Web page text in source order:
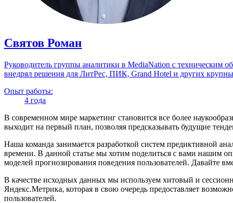
Святов Роман
Руководитель группы аналитики в MediaNation с техническим
внедрял решения для ЛитРес, ПИК, Grand Hotel и других
Опыт работы:
4 года
В современном мире маркетинг становится все более
выходит на первый план, позволяя предсказывать будущие
Наша команда занимается разработкой систем предиктивной
времени. В данной статье мы хотим поделиться с вами нашим
моделей прогнозирования поведения пользователей. Давайте
В качестве исходных данных мы используем хитовый и
Яндекс.Метрика, которая в свою очередь предоставляет
пользователей.